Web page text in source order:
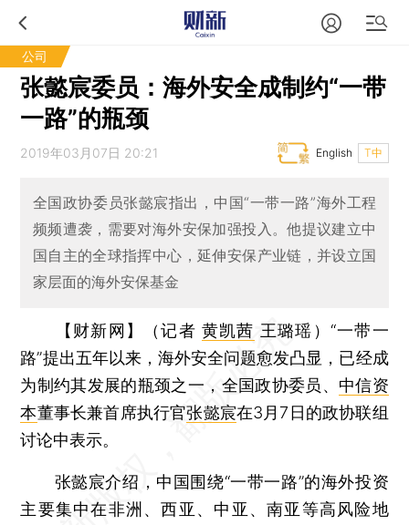
公司
张懿宸委员：海外安全成制约“一带
一路”的瓶颈
2019年03月07日 20:21 T中
English
全国政协委员张懿宸指出，中国“一带一路”海外工程
频频遭袭，需要对海外安保加强投入。他提议建立中
国自主的全球指挥中心，延伸安保产业链，并设立国
家层面的海外安保基金
【财新网】（记者黄凯茜 王璐瑶） “一带一
路”提出五年以来，海外安全问题愈发凸显，已经成
为制约其发展的瓶颈之一，全国政协委员、 中信资
本董事长兼首席执行官张懿宸在3月7日的政协联组
讨论中表示。
张懿宸介绍，中国围绕“一带一路”的海外投资
主要集中在非洲、西亚、中亚、南亚等高风险地